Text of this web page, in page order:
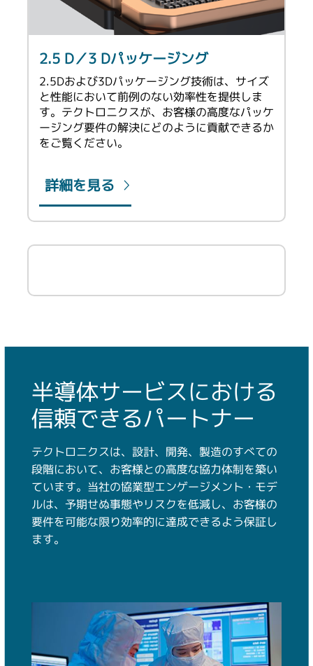
2.5 D／3 Dパッケージング
2.5Dおよび3Dパッケージング技術は、サイズ
と性能において前例のない効率性を提供しま
す。テクトロニクスが、お客様の高度なパッケ
ージング要件の解決にどのように貢献できるか
をご覧ください。
詳細を見る
半導体サービスにおける
信頼できるパートナー
テクトロニクスは、設計、開発、製造のすべての
段階において、お客様との高度な協力体制を築い
ています。当社の協業型エンゲージメント・モデ
ルは、予期せぬ事態やリスクを低減し、お客様の
要件を可能な限り効率的に達成できるよう保証し
ます。